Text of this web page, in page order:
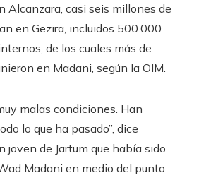
Alcanzara, casi seis millones de
en Gezira, incluidos 500.000
de los cuales más de
en Madani, según la OIM.
malas condiciones. Han
lo que ha pasado”, dice
joven de Jartum que había sido
Madani en medio del punto